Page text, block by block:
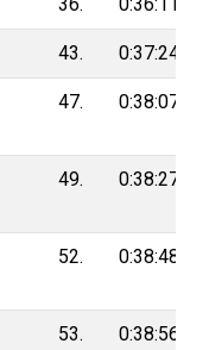
43. 0:37:24
47. 0:38:07
49. 0:38:27
52. 0:38:48
53. 0:38:56